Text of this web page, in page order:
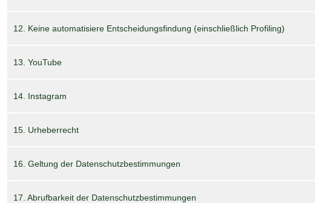
12. Keine automatisiere Entscheidungsfindung (einschließlich Profiling)
13. YouTube
14. Instagram
15. Urheberrecht
16. Geltung der Datenschutzbestimmungen
17. Abrufbarkeit der Datenschutzbestimmungen